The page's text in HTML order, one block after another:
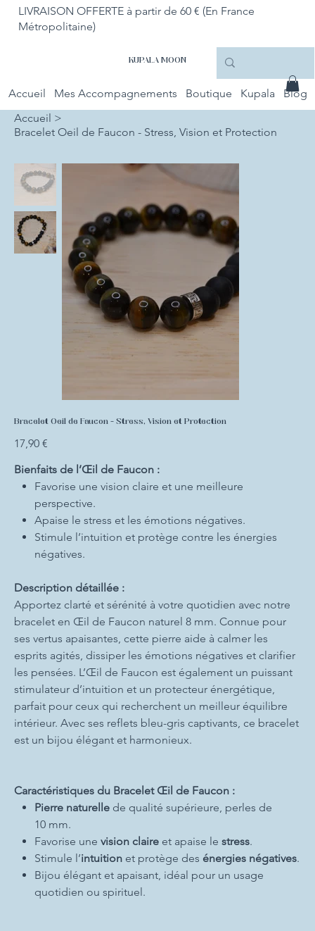
LIVRAISON OFFERTE à partir de 60 € (En France
Métropolitaine)
Accueil Mes Accompagnements Boutique Kupala Blog
KUPALA MOON
Accueil >
Bracelet Oeil de Faucon - Stress, Vision et Protection
Bracelet Oeil de Faucon - Stress, Vision et Protection
Prix
17,90 €
Bienfaits de l’Œil de Faucon :
Favorise une vision claire et une meilleure
perspective.
Apaise le stress et les émotions négatives.
Stimule l’intuition et protège contre les énergies
négatives.
Description détaillée :
Apportez clarté et sérénité à votre quotidien avec notre
bracelet en Œil de Faucon naturel 8 mm. Connue pour
ses vertus apaisantes, cette pierre aide à calmer les
esprits agités, dissiper les émotions négatives et clarifier
les pensées. L’Œil de Faucon est également un puissant
stimulateur d’intuition et un protecteur énergétique,
parfait pour ceux qui recherchent un meilleur équilibre
intérieur. Avec ses reflets bleu-gris captivants, ce bracelet
est un bijou élégant et harmonieux.
Caractéristiques du Bracelet Œil de Faucon :
Pierre naturellede qualité supérieure, perles de
10 mm.
Favorise une vision claireet apaise le stress.
Stimule l’intuitionet protège des énergies négatives.
Bijou élégant et apaisant, idéal pour un usage
quotidien ou spirituel.